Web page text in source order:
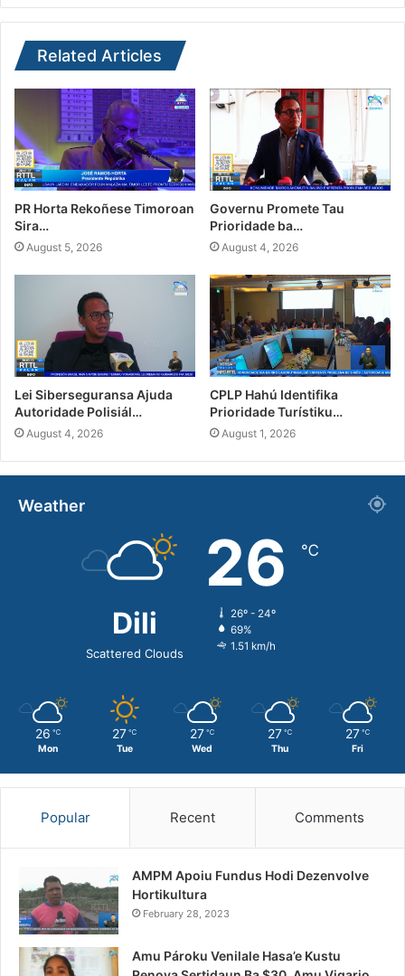
Related Articles
PR Horta Rekoñese Timoroan
Sira…
August 5, 2026
Governu Promete Tau
Prioridade ba…
August 4, 2026
Lei Siberseguransa Ajuda
Autoridade Polisiál…
August 4, 2026
CPLP Hahú Identifika
Prioridade Turístiku…
August 1, 2026
Weather
Dili
Scattered Clouds
26 ℃
26º - 24º
69%
1.51 km/h
26 ℃
Mon
27 ℃
Tue
27 ℃
Wed
27 ℃
Thu
27 ℃
Fri
Popular Recent Comments
AMPM Apoiu Fundus Hodi Dezenvolve
Hortikultura
February 28, 2023
Amu Pároku Venilale Hasa’e Kustu